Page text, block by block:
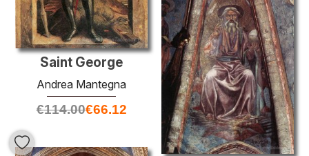
Saint George
Andrea Mantegna
€114.00€66.12